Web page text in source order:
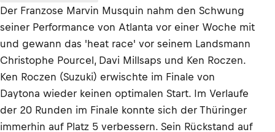
Der Franzose Marvin Musquin nahm den Schwung
seiner Performance von Atlanta vor einer Woche mit
und gewann das 'heat race' vor seinem Landsmann
Christophe Pourcel, Davi Millsaps und Ken Roczen.
Ken Roczen (Suzuki) erwischte im Finale von
Daytona wieder keinen optimalen Start. Im Verlaufe
der 20 Runden im Finale konnte sich der Thüringer
immerhin auf Platz 5 verbessern. Sein Rückstand auf